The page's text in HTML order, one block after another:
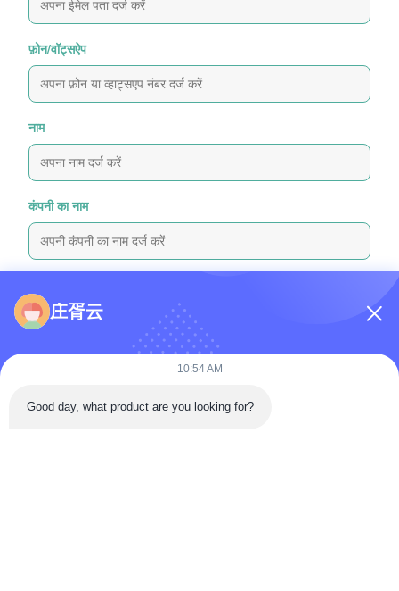
फ़ोन/वॉट्सऐप
नाम
कंपनी का नाम
庄胥云
10:54 AM
Good day, what product are you looking for?